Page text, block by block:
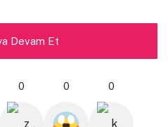
Devam Et
0 0 0